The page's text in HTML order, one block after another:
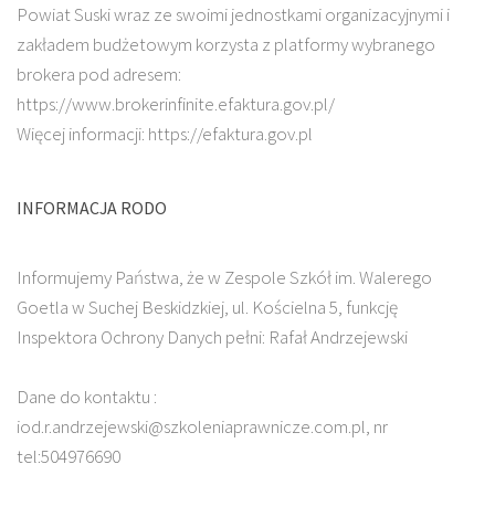
Powiat Suski wraz ze swoimi jednostkami organizacyjnymi i
zakładem budżetowym korzysta z platformy wybranego
brokera pod adresem:
https://www.brokerinfinite.efaktura.gov.pl/
Więcej informacji: https://efaktura.gov.pl
INFORMACJA RODO
Informujemy Państwa, że w Zespole Szkół im. Walerego
Goetla w Suchej Beskidzkiej, ul. Kościelna 5, funkcję
Inspektora Ochrony Danych pełni: Rafał Andrzejewski
Dane do kontaktu :
iod.r.andrzejewski@szkoleniaprawnicze.com.pl, nr
tel:504976690